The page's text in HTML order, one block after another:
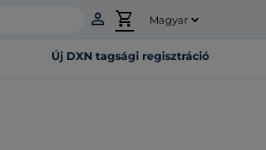
person shopping_cart
Új DXN tagsági regisztráció